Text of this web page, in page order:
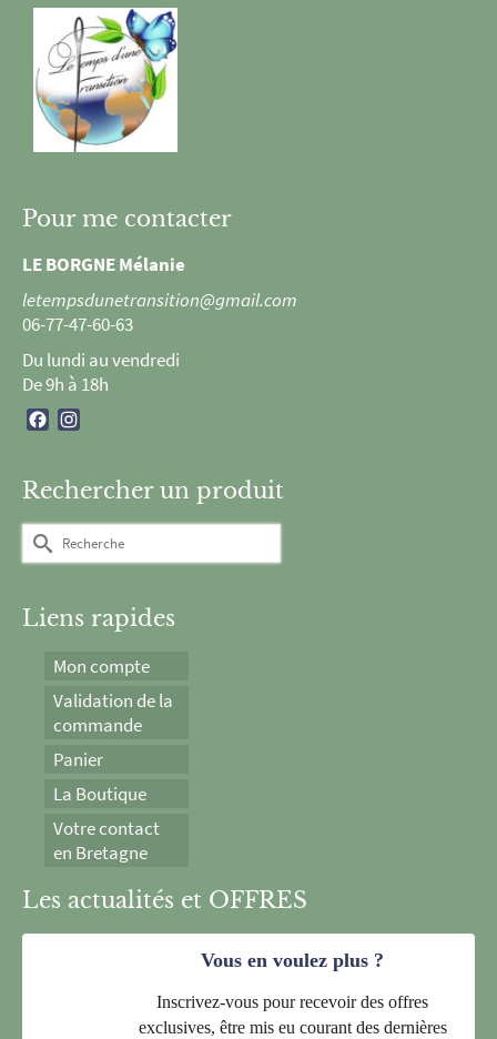
Pour me contacter
LE BORGNE Mélanie
letempsdunetransition@gmail.com
06-77-47-60-63
Du lundi au vendredi
De 9h à 18h
Facebook
Rechercher un produit
Rechercher :
Liens rapides
Mon compte
Validation de la
commande
Panier
La Boutique
Votre contact
en Bretagne
Les actualités et OFFRES
Vous en voulez plus ?
Inscrivez-vous pour recevoir des offres
exclusives, être mis eu courant des dernières